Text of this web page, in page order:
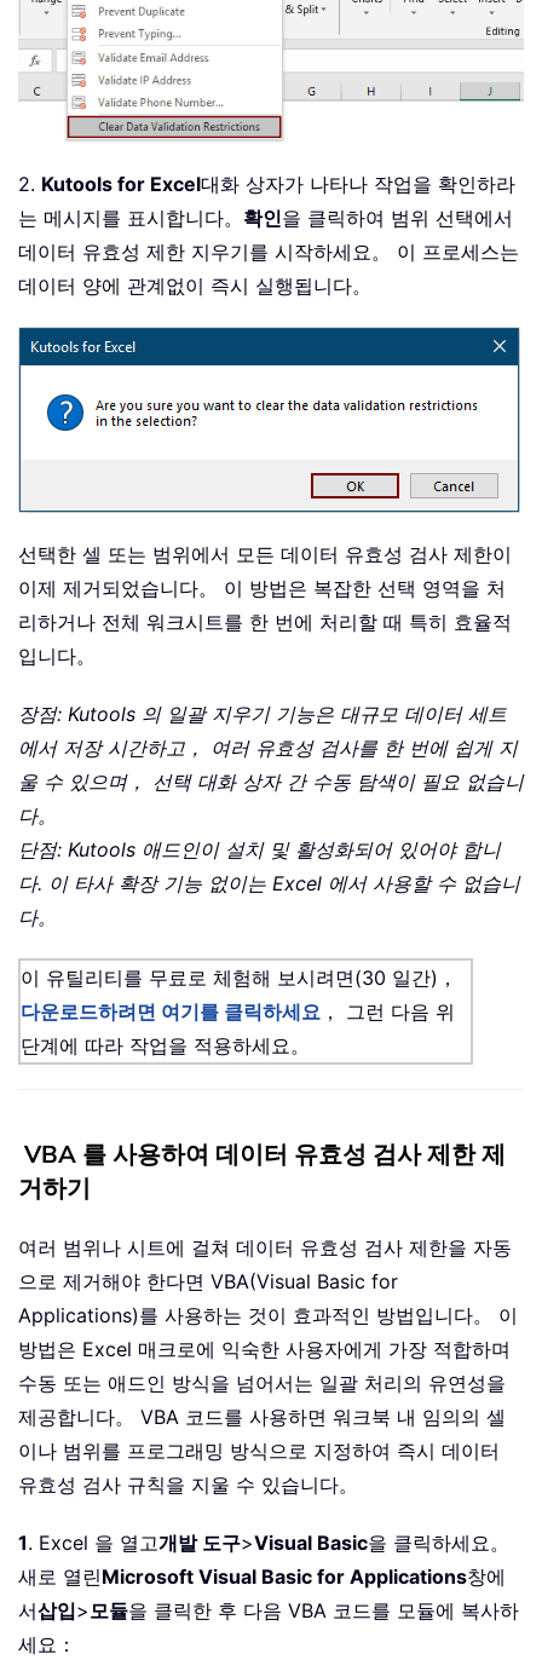
2. Kutools for Excel대화 상자가 나타나 작업을 확인하라
는 메시지를 표시합니다。 확인을 클릭하여 범위 선택에서
데이터 유효성 제한 지우기를 시작하세요。 이 프로세스는
데이터 양에 관계없이 즉시 실행됩니다。
선택한 셀 또는 범위에서 모든 데이터 유효성 검사 제한이
이제 제거되었습니다。 이 방법은 복잡한 선택 영역을 처
리하거나 전체 워크시트를 한 번에 처리할 때 특히 효율적
입니다。
장점: Kutools 의 일괄 지우기 기능은 대규모 데이터 세트
에서 저장 시간하고， 여러 유효성 검사를 한 번에 쉽게 지
울 수 있으며， 선택 대화 상자 간 수동 탐색이 필요 없습니
다。
단점: Kutools 애드인이 설치 및 활성화되어 있어야 합니
다. 이 타사 확장 기능 없이는 Excel 에서 사용할 수 없습니
다。
이 유틸리티를 무료로 체험해 보시려면(30 일간)，
다운로드하려면 여기를 클릭하세요 ， 그런 다음 위
단계에 따라 작업을 적용하세요。
VBA 를 사용하여 데이터 유효성 검사 제한 제
거하기
여러 범위나 시트에 걸쳐 데이터 유효성 검사 제한을 자동
으로 제거해야 한다면 VBA(Visual Basic for
Applications)를 사용하는 것이 효과적인 방법입니다。 이
방법은 Excel 매크로에 익숙한 사용자에게 가장 적합하며
수동 또는 애드인 방식을 넘어서는 일괄 처리의 유연성을
제공합니다。 VBA 코드를 사용하면 워크북 내 임의의 셀
이나 범위를 프로그래밍 방식으로 지정하여 즉시 데이터
유효성 검사 규칙을 지울 수 있습니다。
1. Excel 을 열고개발 도구>Visual Basic을 클릭하세요。
새로 열린Microsoft Visual Basic for Applications창에
서삽입>모듈을 클릭한 후 다음 VBA 코드를 모듈에 복사하
세요：